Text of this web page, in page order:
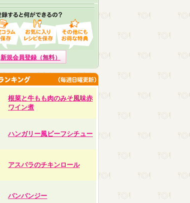
新規会員登録（無料）
根菜と牛もも肉のみそ風味赤
ワイン煮
ハンガリー風ビーフシチュー
アスパラのチキンロール
バンバンジー